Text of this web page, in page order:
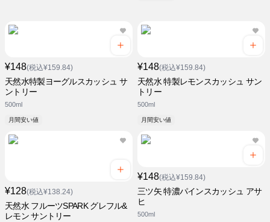
¥148(税込¥159.84)
天然水特製ヨーグルスカッシュ サ
ントリー
500ml
月間安い値
¥148(税込¥159.84)
天然水 特製レモンスカッシュ サン
トリー
500ml
月間安い値
¥128(税込¥138.24)
天然水 フルーツSPARK グレフル&
レモン サントリー
¥148(税込¥159.84)
三ツ矢 特濃パインスカッシュ アサ
ヒ
500ml